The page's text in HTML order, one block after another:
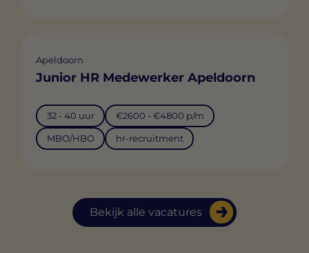
Bekijk alle vacatures
Apeldoorn
Junior HR Medewerker Apeldoorn
32 - 40 uur €2600 - €4800 p/m
MBO/HBO hr-recruitment